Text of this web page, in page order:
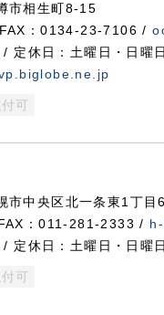
市相生町8-15
：0134-23-7106 /
定休日：土曜日・日曜日
可
中央区北一条東1丁目
：011-281-2333 /
定休日：土曜日・日曜
可